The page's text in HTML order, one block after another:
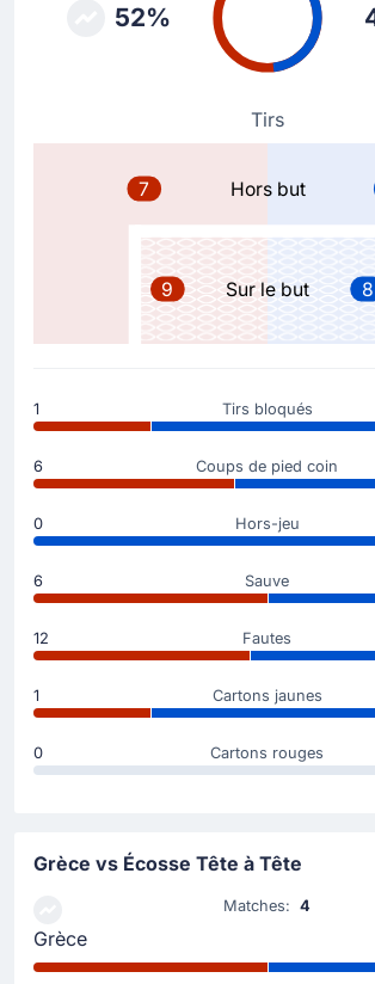
But au stade Karaïskakis! Ryan
la tête, réduit le score pour l'équpe
Carte jaune
Anastasios Bakasetas
Anastasios Bakasetas pour Grèce est
But !
John McGinn(Passe décisive)
menée que 3-1 désormais.
63' But !
Anastasios Bakasetas(Passe
But !! Christos Tzolis marque et
conséquent à son équipe. 3-0
Anastasios Bakasetas réalise une
57' But !
(Passe décisive)
Konstantinos Karetsas : 2-0.
52%
Tirs
7 Hors but
9 Sur le but 8
1 Tirs bloqués
6 Coups de pied coin
0 Hors-jeu
6 Sauve
12 Fautes
1 Cartons jaunes
0 Cartons rouges
Grèce vs Écosse Tête à Tête
Grèce
Matches:4